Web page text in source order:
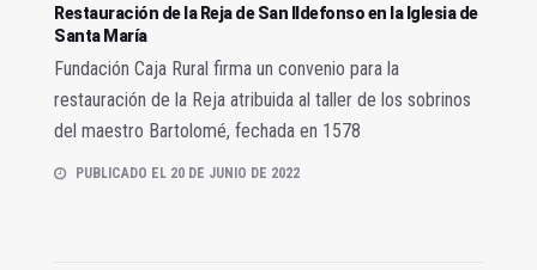
Restauración de la Reja de San Ildefonso en la Iglesia de
Santa María
Fundación Caja Rural firma un convenio para la
restauración de la Reja atribuida al taller de los sobrinos
del maestro Bartolomé, fechada en 1578
PUBLICADO EL 20 DE JUNIO DE 2022